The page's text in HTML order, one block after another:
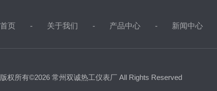
首页 关于我们 产品中心 新闻中心
版权所有©2026 常州双诚热工仪表厂 All Rights Reserved